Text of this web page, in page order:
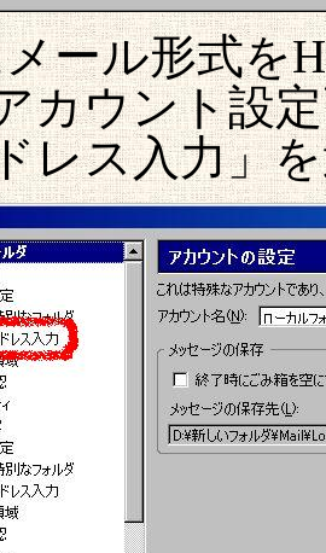
ール形式を
カウント設
レス入力」